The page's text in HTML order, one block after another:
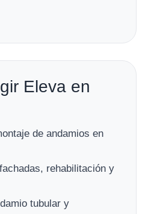
Eleva en
de andamios en
rehabilitación y
tubular y